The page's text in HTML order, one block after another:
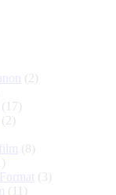
(2)
(17)
(2)
(8)
(3)
(11)